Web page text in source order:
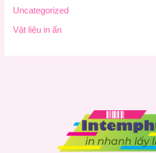
Uncategorized
Vật liệu in ấn